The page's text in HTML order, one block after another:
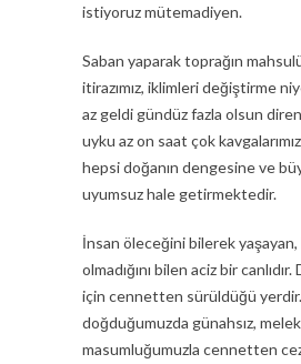
istiyoruz mütemadiyen.
Saban yaparak toprağın
itirazımız, iklimleri değiştirme
az geldi gündüz fazla olsun
uyku az on saat çok
hepsi doğanın dengesine ve
uyumsuz hale getirmektedir.
İnsan öleceğini bilerek
olmadığını bilen aciz bir
için cennetten sürüldüğü
doğduğumuzda günahsız,
masumluğumuzla cennetten